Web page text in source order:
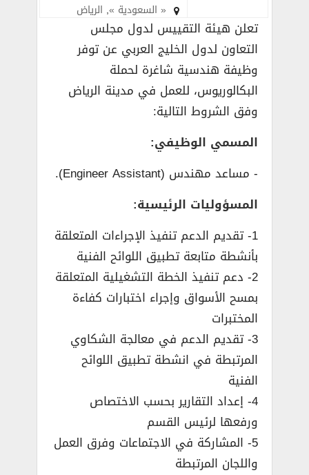
« السعودية », الرياض
تعلن هيئة التقييس لدول مجلس
التعاون لدول الخليج العربي عن توفر
وظيفة هندسية شاغرة لحملة
البكالوريوس، للعمل في مدينة الرياض
وفق الشروط التالية:
المسمي الوظيفي:
­- مساعد مهندس (Engineer Assistant).
المسؤوليات الرئيسية:
1- تقديم الدعم تنفيذ الإجراءات المتعلقة
بأنشطة متابعة تطبيق اللوائح الفنية
2- دعم تنفيذ الخطة التشغيلية المتعلقة
بمسح الأسواق وإجراء اختبارات كفاءة
المختبرات
3- تقديم الدعم في معالجة الشكاوي
المرتبطة في انشطة تطبيق اللوائح
الفنية
4- إعداد التقارير بحسب الاختصاص
ورفعها لرئيس القسم
5- المشاركة في الاجتماعات وفرق العمل
واللجان المرتبطة